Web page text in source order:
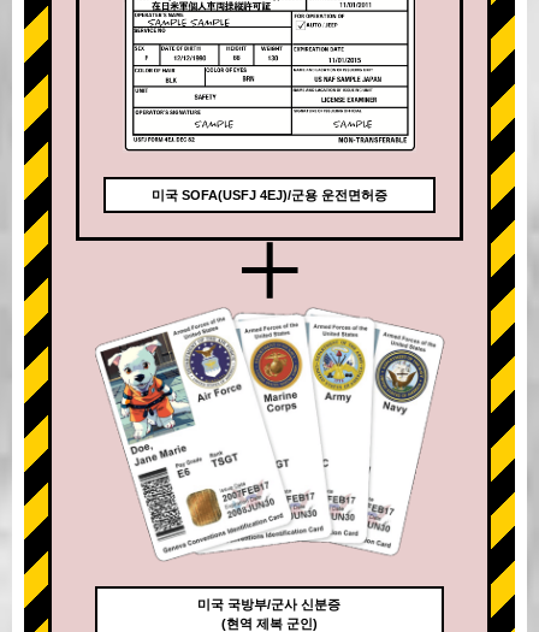
미국 SOFA(USFJ 4EJ)/군용 운전면허증
+
미국 국방부/군사 신분증
(현역 제복 군인)